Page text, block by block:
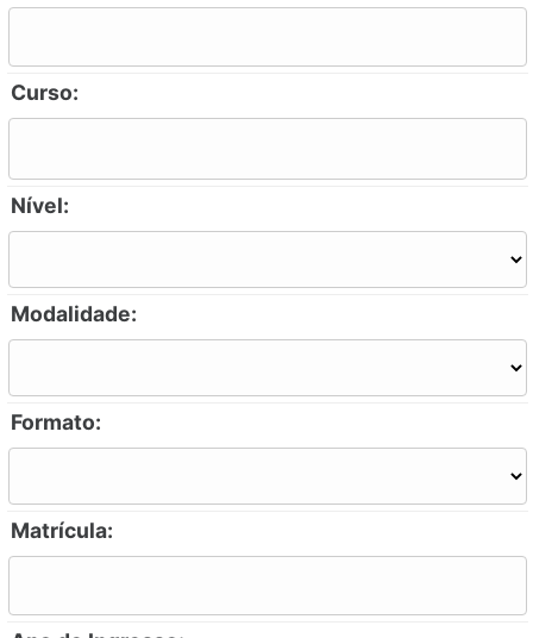
Curso:
Nível:
Modalidade:
Formato:
Matrícula: